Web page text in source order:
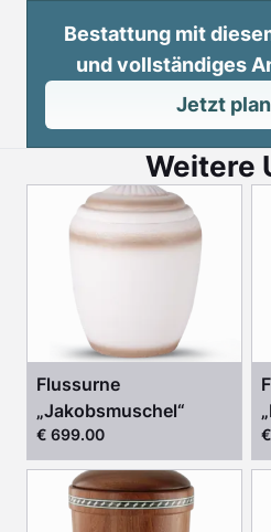
Bestattung mit
und vollständiges
Jetzt
Weitere
Flussurne
„Jakobsmuschel“
€ 699.00